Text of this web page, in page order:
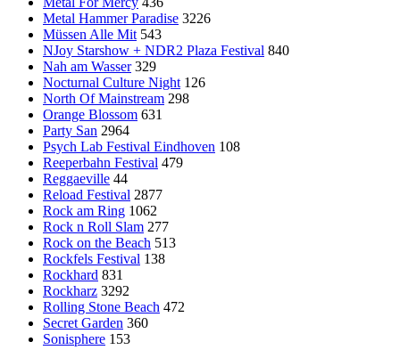
Metal Hammer Paradise 3226
Müssen Alle Mit 543
NJoy Starshow + NDR2 Plaza Festival 840
Nah am Wasser 329
Nocturnal Culture Night 126
North Of Mainstream 298
Orange Blossom 631
Party San 2964
Psych Lab Festival Eindhoven 108
Reeperbahn Festival 479
Reggaeville 44
Reload Festival 2877
Rock am Ring 1062
Rock n Roll Slam 277
Rock on the Beach 513
Rockfels Festival 138
Rockhard 831
Rockharz 3292
Rolling Stone Beach 472
Secret Garden 360
Sonisphere 153